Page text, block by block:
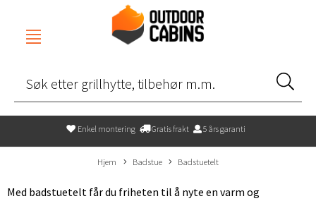
Enkel montering Gratis frakt 5 års garanti
Hjem Badstue Badstuetelt
Med badstuetelt får du friheten til å nyte en varm og